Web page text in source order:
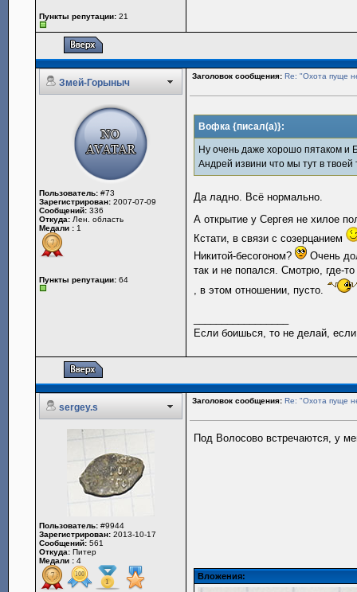
Пункты репутации: 21
Змей-Горыныч
Заголовок сообщения: Re: "Охота пуще
Пользователь: #73
Зарегистрирован: 2007-07-09
Сообщений: 336
Откуда: Лен. область
Медали : 1
Пункты репутации: 64
Вофка {писал(а)}:
Ну очень даже хорошо пятаком и
Андрей извини что мы тут в твоей
Да ладно. Всё нормально.
А открытие у Сергея не хилое
Кстати, в связи с созерцанием
Никитой-бесогоном?
Очень
так и не попался. Смотрю, где-
, в этом отношении, пусто.
Если боишься, то не делай,
sergey.s
Заголовок сообщения: Re: "Охота пуще
Пользователь: #9944
Зарегистрирован: 2013-10-17
Сообщений: 561
Откуда: Питер
Медали : 4
Под Волосово встречаются, у
Вложения: